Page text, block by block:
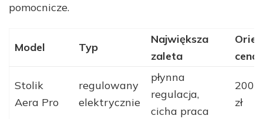
pomocnicze.
Model Typ
Największa
zaleta
cena
Stolik
Aera Pro
regulowany
elektrycznie
płynna
regulacja,
cicha praca
zł